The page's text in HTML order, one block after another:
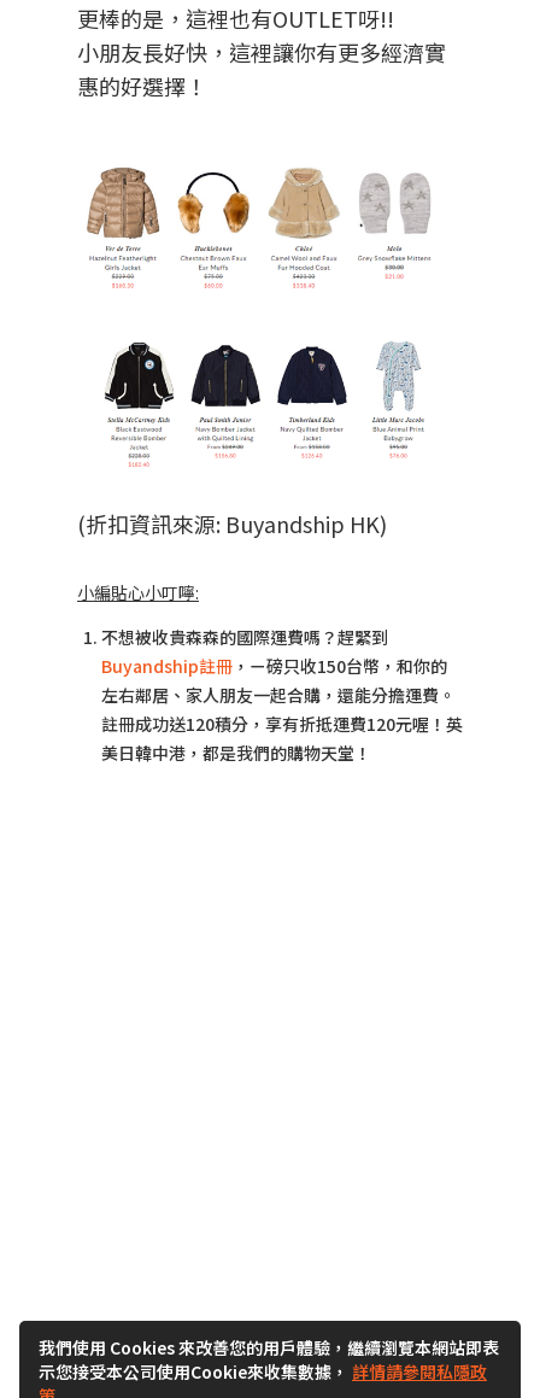
更棒的是，這裡也有OUTLET呀!!
小朋友長好快，這裡讓你有更多經濟實
惠的好選擇！
(折扣資訊來源: Buyandship HK)
小編貼心小叮嚀:
不想被收貴森森的國際運費嗎？趕緊到
Buyandship註冊 ，ㄧ磅只收150台幣，和你的
左右鄰居、家人朋友一起合購，還能分擔運費。
註冊成功送120積分，享有折抵運費120元喔！英
美日韓中港，都是我們的購物天堂！
我們使用 Cookies 來改善您的用戶體驗，繼續瀏覽本網站即表
示您接受本公司使用Cookie來收集數據， 詳情請參閱私隱政